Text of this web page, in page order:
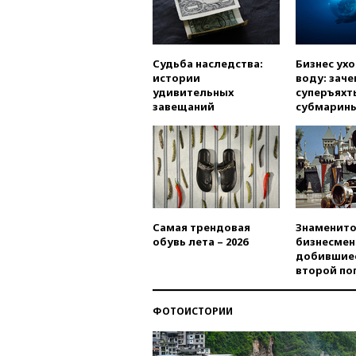
Судьба наследства:
истории
удивительных
завещаний
Бизнес
воду:
Самая трендовая
обувь лета – 2026
второй
ФОТОИСТОРИИ